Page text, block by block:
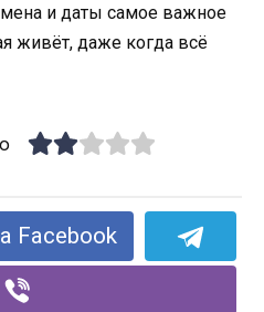
и даты самое важное
живёт, даже когда всё
Facebook